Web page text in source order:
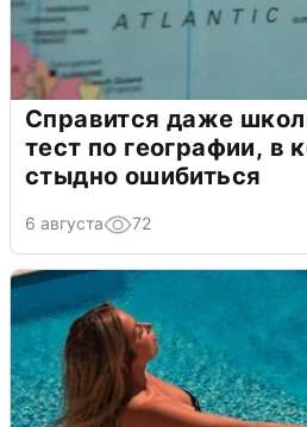
Справится даже
тест по географии, в
стыдно ошибиться
6 августа 72